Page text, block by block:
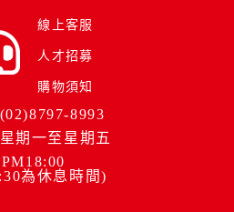
線上客服
人才招募
購物須知
8993
期一至星期五
為休息時間)